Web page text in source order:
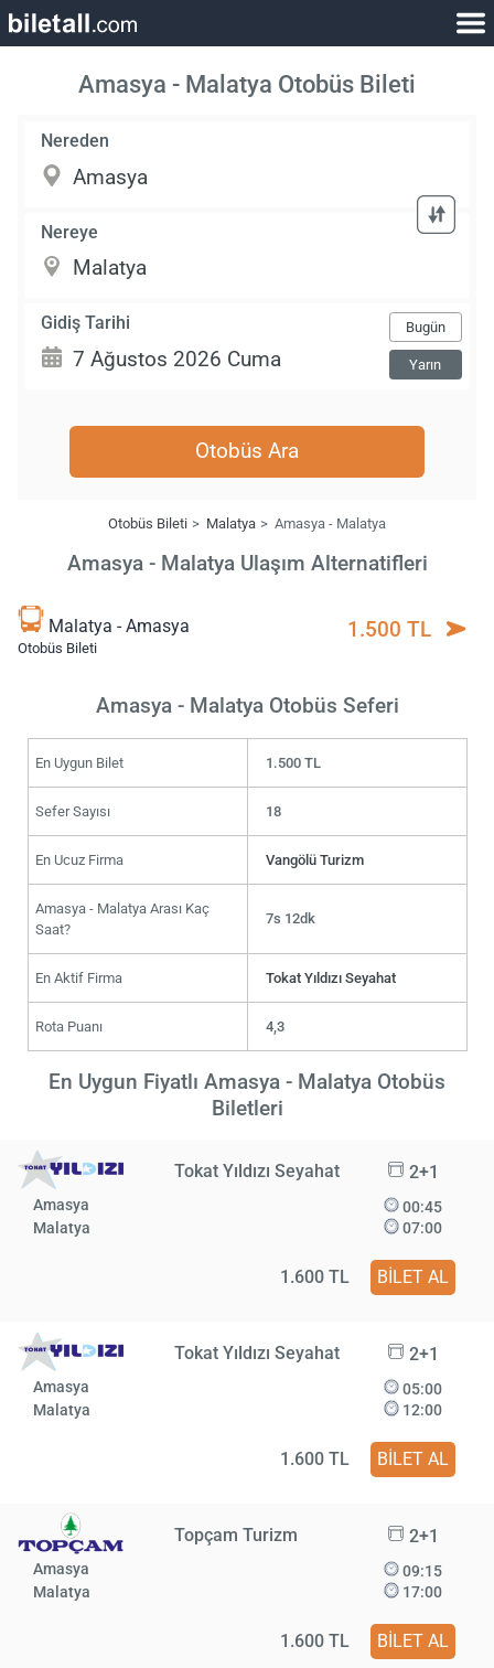
Amasya - Malatya Otobüs Bileti
Nereden
Nereye
Gidiş Tarihi Bugün
Yarın
Otobüs Ara
Otobüs Bileti Malatya Amasya - Malatya
Amasya - Malatya Ulaşım Alternatifleri
Malatya - Amasya
Otobüs Bileti
1.500 TL
Amasya - Malatya Otobüs Seferi
En Uygun Bilet 1.500 TL
Sefer Sayısı 18
En Ucuz Firma Vangölü Turizm
Amasya - Malatya Arası Kaç
Saat?
7s 12dk
En Aktif Firma Tokat Yıldızı Seyahat
Rota Puanı 4,3
En Uygun Fiyatlı Amasya - Malatya Otobüs
Biletleri
Tokat Yıldızı Seyahat 2+1
Amasya
Malatya
00:45
07:00
1.600 TL BİLET AL
Tokat Yıldızı Seyahat 2+1
Amasya
Malatya
05:00
12:00
1.600 TL BİLET AL
Topçam Turizm 2+1
Amasya
Malatya
09:15
17:00
1.600 TL BİLET AL